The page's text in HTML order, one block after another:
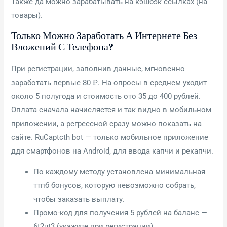
товары).
Только Можно Заработать А Интернете Без
Вложений С Телефона?
При регистрации, заполнив данные, мгновенно
заработать первые 80 ₽. На опросы в среднем уходит
около 5 полугода и стоимость ото 35 до 400 рублей.
Оплата сначала начисляется и так видно в мобильном
приложении, а регрессной сразу можно показать на
сайте. RuCaptcth bot — только мобильное приложение
ддя смартфонов на Android, для ввода капчи и рекапчи.
По каждому методу установлена минимальная
ттпб бонусов, которую невозможно собрать,
чтобы заказать выплату.
Промо-код для получения 5 рублей на баланс —